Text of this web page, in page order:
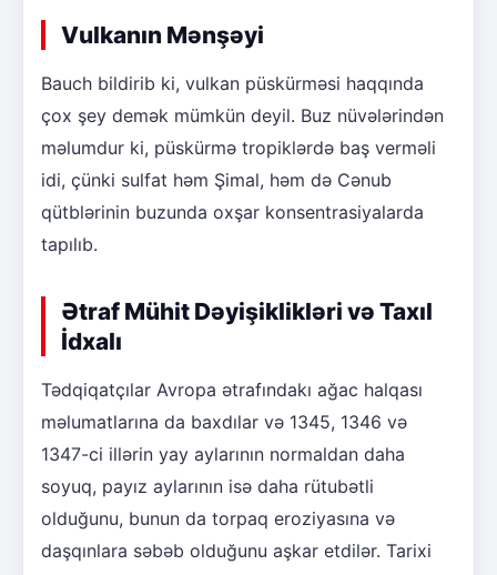
Vulkanın Mənşəyi
Bauch bildirib ki, vulkan püskürməsi haqqında
çox şey demək mümkün deyil. Buz nüvələrindən
məlumdur ki, püskürmə tropiklərdə baş verməli
idi, çünki sulfat həm Şimal, həm də Cənub
qütblərinin buzunda oxşar konsentrasiyalarda
tapılıb.
Ətraf Mühit Dəyişiklikləri və Taxıl
İdxalı
Tədqiqatçılar Avropa ətrafındakı ağac halqası
məlumatlarına da baxdılar və 1345, 1346 və
1347-ci illərin yay aylarının normaldan daha
soyuq, payız aylarının isə daha rütubətli
olduğunu, bunun da torpaq eroziyasına və
daşqınlara səbəb olduğunu aşkar etdilər. Tarixi